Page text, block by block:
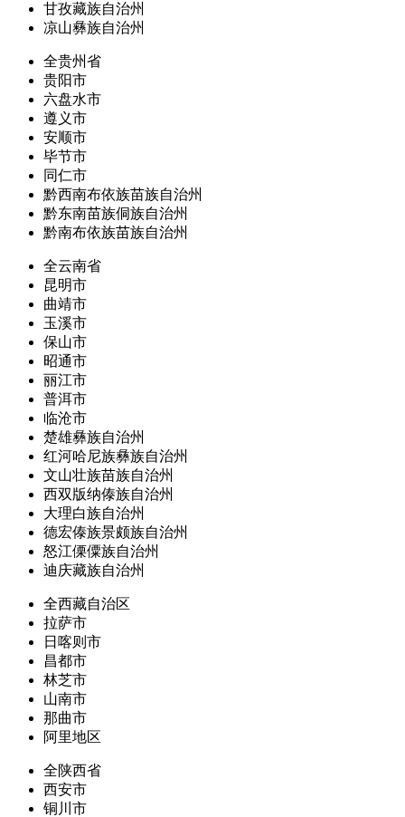
甘孜藏族自治州
凉山彝族自治州
全贵州省
贵阳市
六盘水市
遵义市
安顺市
毕节市
同仁市
黔西南布依族苗族自治州
黔东南苗族侗族自治州
黔南布依族苗族自治州
全云南省
昆明市
曲靖市
玉溪市
保山市
昭通市
丽江市
普洱市
临沧市
楚雄彝族自治州
红河哈尼族彝族自治州
文山壮族苗族自治州
西双版纳傣族自治州
大理白族自治州
德宏傣族景颇族自治州
怒江傈僳族自治州
迪庆藏族自治州
全西藏自治区
拉萨市
日喀则市
昌都市
林芝市
山南市
那曲市
阿里地区
全陕西省
西安市
铜川市